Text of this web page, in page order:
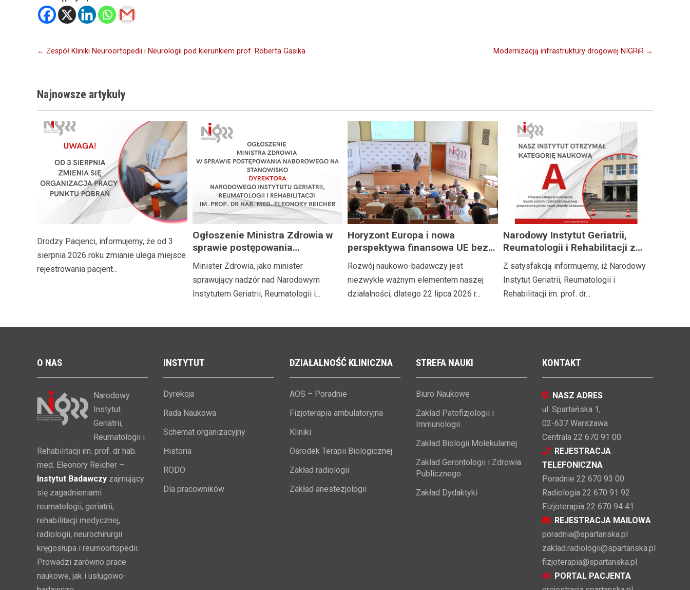
Nawigacja
← Zespół Kliniki Neuroortopedii i Neurologii pod kierunkiem prof. Roberta Gasika Modernizacją infrastruktury drogowej NIGRiR →
Najnowsze artykuły
Drodzy Pacjenci, informujemy, że od 3
sierpnia 2026 roku zmianie ulega miejsce
rejestrowania pacjent...
Ogłoszenie Ministra Zdrowia w
sprawie postępowania
naborowego na stanowisko
Dyrektora Narodowego Instytutu
Geriatrii, Reumatologii i
Rehabilitacji im. prof. dr hab.
Minister Zdrowia, jako minister
sprawujący nadzór nad Narodowym
Instytutem Geriatrii, Reumatologii i...
Horyzont Europa i nowa
perspektywa finansowa UE bez
tajemnic
Rozwój naukowo-badawczy jest
niezwykle ważnym elementem naszej
działalności, dlatego 22 lipca 2026 r...
Narodowy Instytut Geriatrii,
Reumatologii i Rehabilitacji z
kategorią naukową A!
Z satysfakcją informujemy, iż Narodowy
Instytut Geriatrii, Reumatologii i
Rehabilitacji im. prof. dr...
O NAS
Narodowy
Instytut
Geriatrii,
Reumatologii i
Rehabilitacji im. prof. dr hab.
med. Eleonory Reicher –
Instytut Badawczy zajmujący
się zagadnieniami
reumatologii, geriatrii,
rehabilitacji medycznej,
radiologii, neurochirurgii
kręgosłupa i reumoortopedii.
Prowadzi zarówno prace
naukowe, jak i usługowo-
INSTYTUT
Dyrekcja
Rada Naukowa
Schemat organizacyjny
Historia
RODO
Dla pracowników
DZIAŁALNOŚĆ KLINICZNA
AOS – Poradnie
Fizjoterapia ambulatoryjna
Kliniki
Ośrodek Terapii Biologicznej
Zakład radiologii
Zakład anestezjologii
STREFA NAUKI
Biuro Naukowe
Zakład Patofizjologii i
Immunologii
Zakład Biologii Molekularnej
Zakład Gerontologii i Zdrowia
Publicznego
Zakład Dydaktyki
KONTAKT
NASZ ADRES
ul. Spartańska 1,
02-637 Warszawa
Centrala 22 670 91 00
REJESTRACJA
TELEFONICZNA
Poradnie 22 670 93 00
Radiologia 22 670 91 92
Fizjoterapia 22 670 94 41
REJESTRACJA MAILOWA
poradnia@spartanska.pl
zaklad.radiologii@spartanska.pl
fizjoterapia@spartanska.pl
PORTAL PACJENTA